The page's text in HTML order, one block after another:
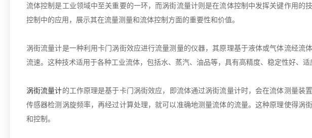
流体控制是工业领域中至关重要的一环，而涡街流量计则是在流体控制中发挥关键作用的
控制中的应用，展示其在流量测量和流体控制方面的重要性和价值。
涡街流量计是一种利用卡门涡街效应进行流量测量的仪器，其原理基于液体或气体流经流
流速。这种技术适用于各种工业流体，包括水、蒸汽、油品等，具有高精度、稳定性好、适
涡街流量计的工作原理是基于卡门涡街效应，即流体通过涡街流量计时，会在流体测量装
传感器检测涡旋频率，再经过计算处理，就可以准确地测量流体的流量。这种原理使得涡
和控制。